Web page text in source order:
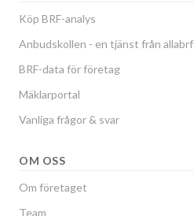
Köp BRF-analys
Anbudskollen - en tjänst från allabrf
BRF-data för företag
Mäklarportal
Vanliga frågor & svar
OM OSS
Om företaget
Team